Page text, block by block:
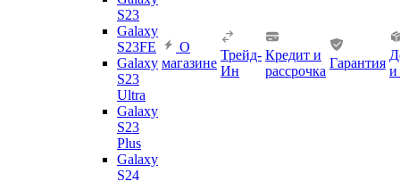
S23
Galaxy
S23FE
Galaxy
S23
Ultra
Galaxy
S23
Plus
Galaxy
S24
О
магазине
Трейд-
Ин
Кредит и
рассрочка
Гарантия
и